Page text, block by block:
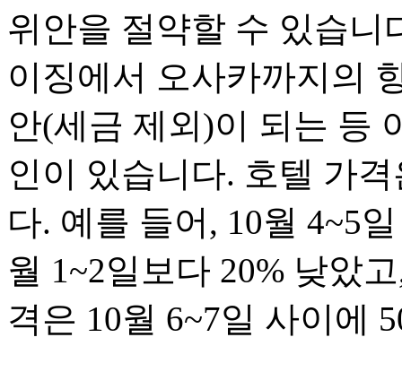
위안을 절약할 수 있습니
이징에서 오사카까지의
안(세금 제외)이 되는 등
인이 있습니다. 호텔 가
다. 예를 들어, 10월 4~5
월 1~2일보다 20% 낮았
격은 10월 6~7일 사이에